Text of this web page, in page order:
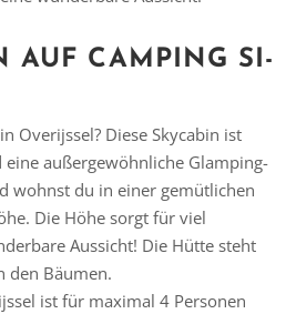
AUF CAMPING SI-
Overijssel? Diese Skycabin ist
außergewöhnliche Glamping-
wohnst du in einer gemütlichen
Die Höhe sorgt für viel
Aussicht! Die Hütte steht
den Bäumen.
ist für maximal 4 Personen